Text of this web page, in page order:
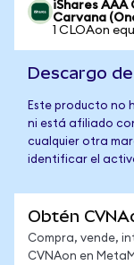
iShares AAA
Carvana
1 CLOAon
Descargo
Este producto no
ni está afiliado
cualquier otra
identificar el
Obtén
Compra, vende,
CVNAon en